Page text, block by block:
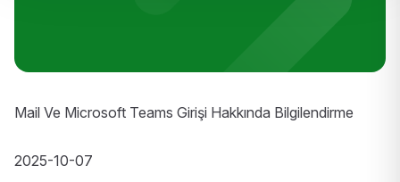
Mail Ve Microsoft Teams Girişi Hakkında Bilgilendirme
2025-10-07